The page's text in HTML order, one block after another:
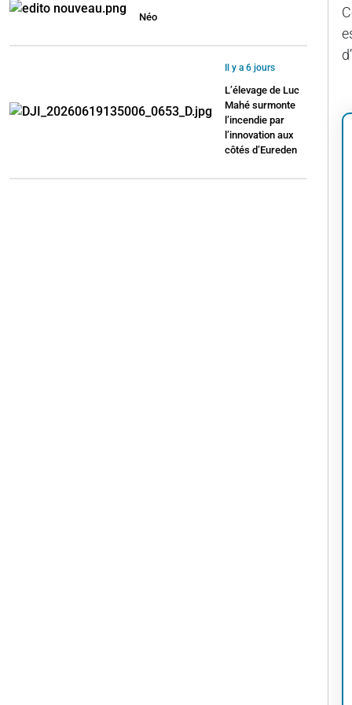
Néo
Il y a 6 jours
L’élevage de Luc
Mahé surmonte
l’incendie par
l’innovation aux
côtés d’Eureden